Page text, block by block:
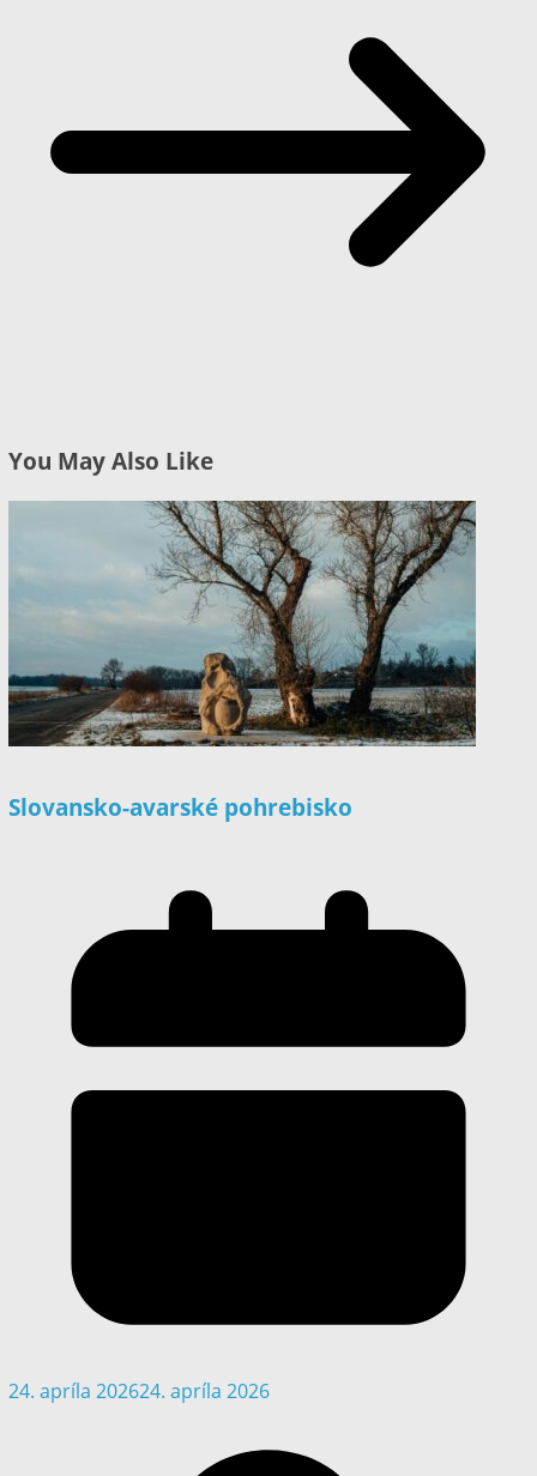
You May Also Like
Slovansko-avarské pohrebisko
24. apríla 202624. apríla 2026